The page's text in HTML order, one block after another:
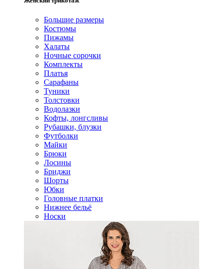
Большие размеры
Костюмы
Пижамы
Халаты
Ночные сорочки
Комплекты
Платья
Сарафаны
Туники
Толстовки
Водолазки
Кофты, лонгсливы
Рубашки, блузки
Футболки
Майки
Брюки
Лосины
Бриджи
Шорты
Юбки
Головные платки
Нижнее бельё
Носки